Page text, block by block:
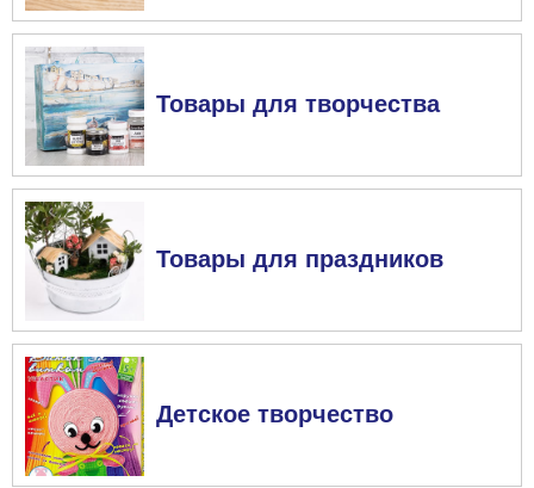
Товары для творчества
Товары для праздников
Детское творчество